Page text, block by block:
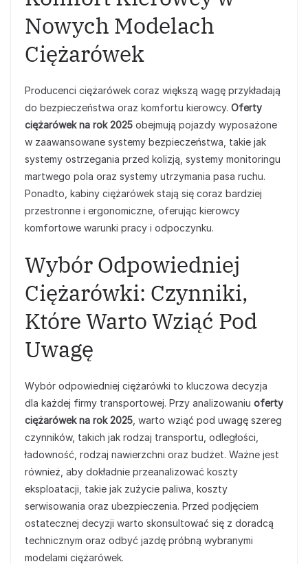
Nowych Modelach
Ciężarówek
Producenci ciężarówek coraz większą wagę przykładają
do bezpieczeństwa oraz komfortu kierowcy. Oferty
ciężarówek na rok 2025 obejmują pojazdy wyposażone
w zaawansowane systemy bezpieczeństwa, takie jak
systemy ostrzegania przed kolizją, systemy monitoringu
martwego pola oraz systemy utrzymania pasa ruchu.
Ponadto, kabiny ciężarówek stają się coraz bardziej
przestronne i ergonomiczne, oferując kierowcy
komfortowe warunki pracy i odpoczynku.
Wybór Odpowiedniej
Ciężarówki: Czynniki,
Które Warto Wziąć Pod
Uwagę
Wybór odpowiedniej ciężarówki to kluczowa decyzja
dla każdej firmy transportowej. Przy analizowaniu oferty
ciężarówek na rok 2025 , warto wziąć pod uwagę szereg
czynników, takich jak rodzaj transportu, odległości,
ładowność, rodzaj nawierzchni oraz budżet. Ważne jest
również, aby dokładnie przeanalizować koszty
eksploatacji, takie jak zużycie paliwa, koszty
serwisowania oraz ubezpieczenia. Przed podjęciem
ostatecznej decyzji warto skonsultować się z doradcą
technicznym oraz odbyć jazdę próbną wybranymi
modelami ciężarówek.